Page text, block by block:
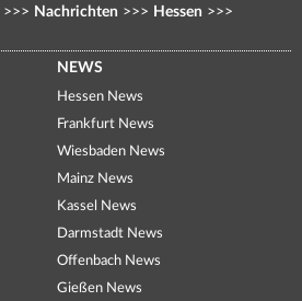
>>> Nachrichten >>> Hessen >>>
NEWS
Hessen News
Frankfurt News
Wiesbaden News
Mainz News
Kassel News
Darmstadt News
Offenbach News
Gießen News